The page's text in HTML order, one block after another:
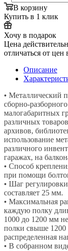
В корзину
Купить в 1 клик
Хочу в подарок
Цена
отличаться от
Описание
• Металлический
сборно-
малогабаритных
различных
архивов,
использование
различного
гаражах, на
• Способ
при помощи
• Шаг
составляет 25 мм.
• Максимальная
каждую полку
1000 до 1200 мм
полки свыше 1200
распределенная
• В собранном